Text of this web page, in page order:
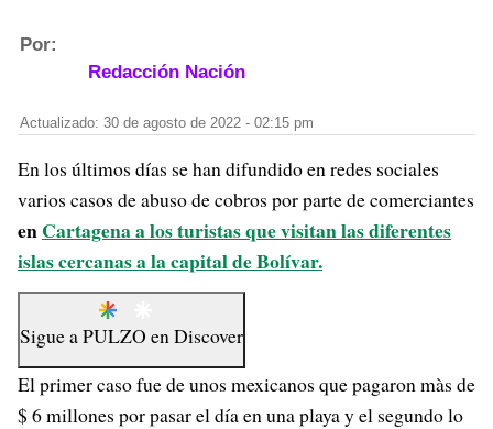
Por:
Redacción Nación
Actualizado: 30 de agosto de 2022 - 02:15 pm
En los últimos días se han difundido en redes sociales
varios casos de abuso de cobros por parte de comerciantes
enCartagena a los turistas que visitan las diferentes
islas cercanas a la capital de Bolívar.
Sigue aPULZO enDiscover
El primer caso fue de unos mexicanos que pagaron màs de
$ 6 millones por pasar el día en una playa y el segundo lo